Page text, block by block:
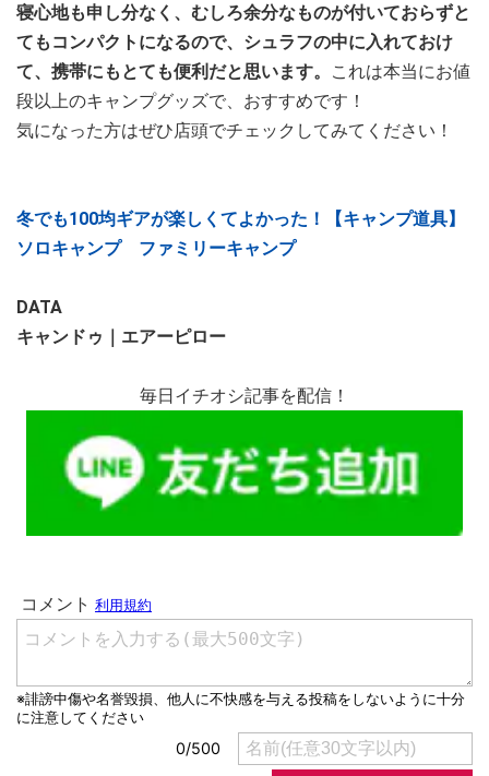
寝心地も申し分なく、むしろ余分なものが付いておらずと
てもコンパクトになるので、シュラフの中に入れておけ
て、携帯にもとても便利だと思います。
これは本当にお値
段以上のキャンプグッズで、おすすめです！
気になった方はぜひ店頭でチェックしてみてください！
冬でも100均ギアが楽しくてよかった！【キャンプ道具】
ソロキャンプ ファミリーキャンプ
DATA
キャンドゥ｜エアーピロー
毎日イチオシ記事を配信！